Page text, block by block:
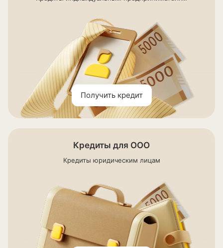
Получить кредит
Кредиты для ООО
Кредиты юридическим лицам